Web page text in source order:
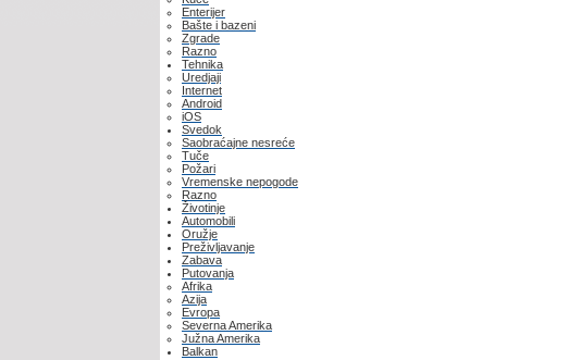
Enterijer
Bašte i bazeni
Zgrade
Razno
Tehnika
Uredjaji
Internet
Android
iOS
Svedok
Saobraćajne nesreće
Tuče
Požari
Vremenske nepogode
Razno
Životinje
Automobili
Oružje
Preživljavanje
Zabava
Putovanja
Afrika
Azija
Evropa
Severna Amerika
Južna Amerika
Balkan